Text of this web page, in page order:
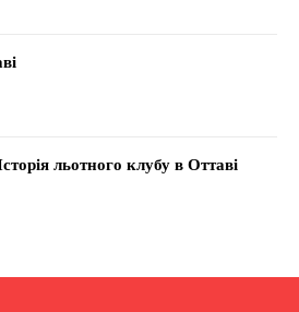
льотного клубу в Оттаві